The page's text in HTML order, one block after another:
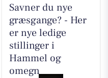
Savner du nye
græsgange? - Her
er nye ledige
stillinger i
Hammel og
omegn